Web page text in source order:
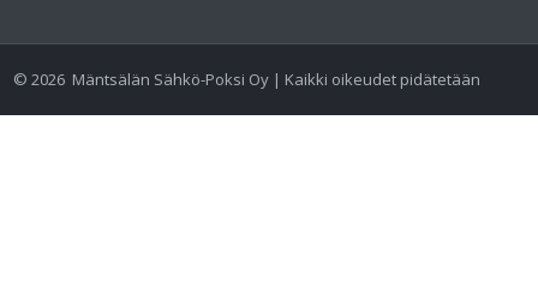
©2026 Mäntsälän Sähkö-Poksi Oy | Kaikki oikeudet pidätetään